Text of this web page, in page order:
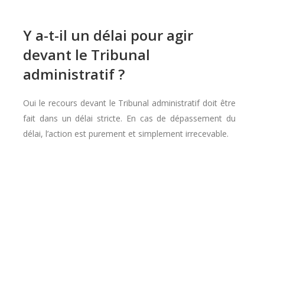
Y a-t-il un délai pour agir
devant le Tribunal
administratif ?
Oui le recours devant le Tribunal administratif doit être
fait dans un délai stricte. En cas de dépassement du
délai, l’action est purement et simplement irrecevable.